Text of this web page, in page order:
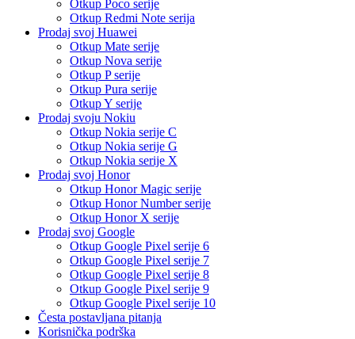
Otkup Poco serije
Otkup Redmi Note serija
Prodaj svoj Huawei
Otkup Mate serije
Otkup Nova serije
Otkup P serije
Otkup Pura serije
Otkup Y serije
Prodaj svoju Nokiu
Otkup Nokia serije C
Otkup Nokia serije G
Otkup Nokia serije X
Prodaj svoj Honor
Otkup Honor Magic serije
Otkup Honor Number serije
Otkup Honor X serije
Prodaj svoj Google
Otkup Google Pixel serije 6
Otkup Google Pixel serije 7
Otkup Google Pixel serije 8
Otkup Google Pixel serije 9
Otkup Google Pixel serije 10
Česta postavljana pitanja
Korisnička podrška